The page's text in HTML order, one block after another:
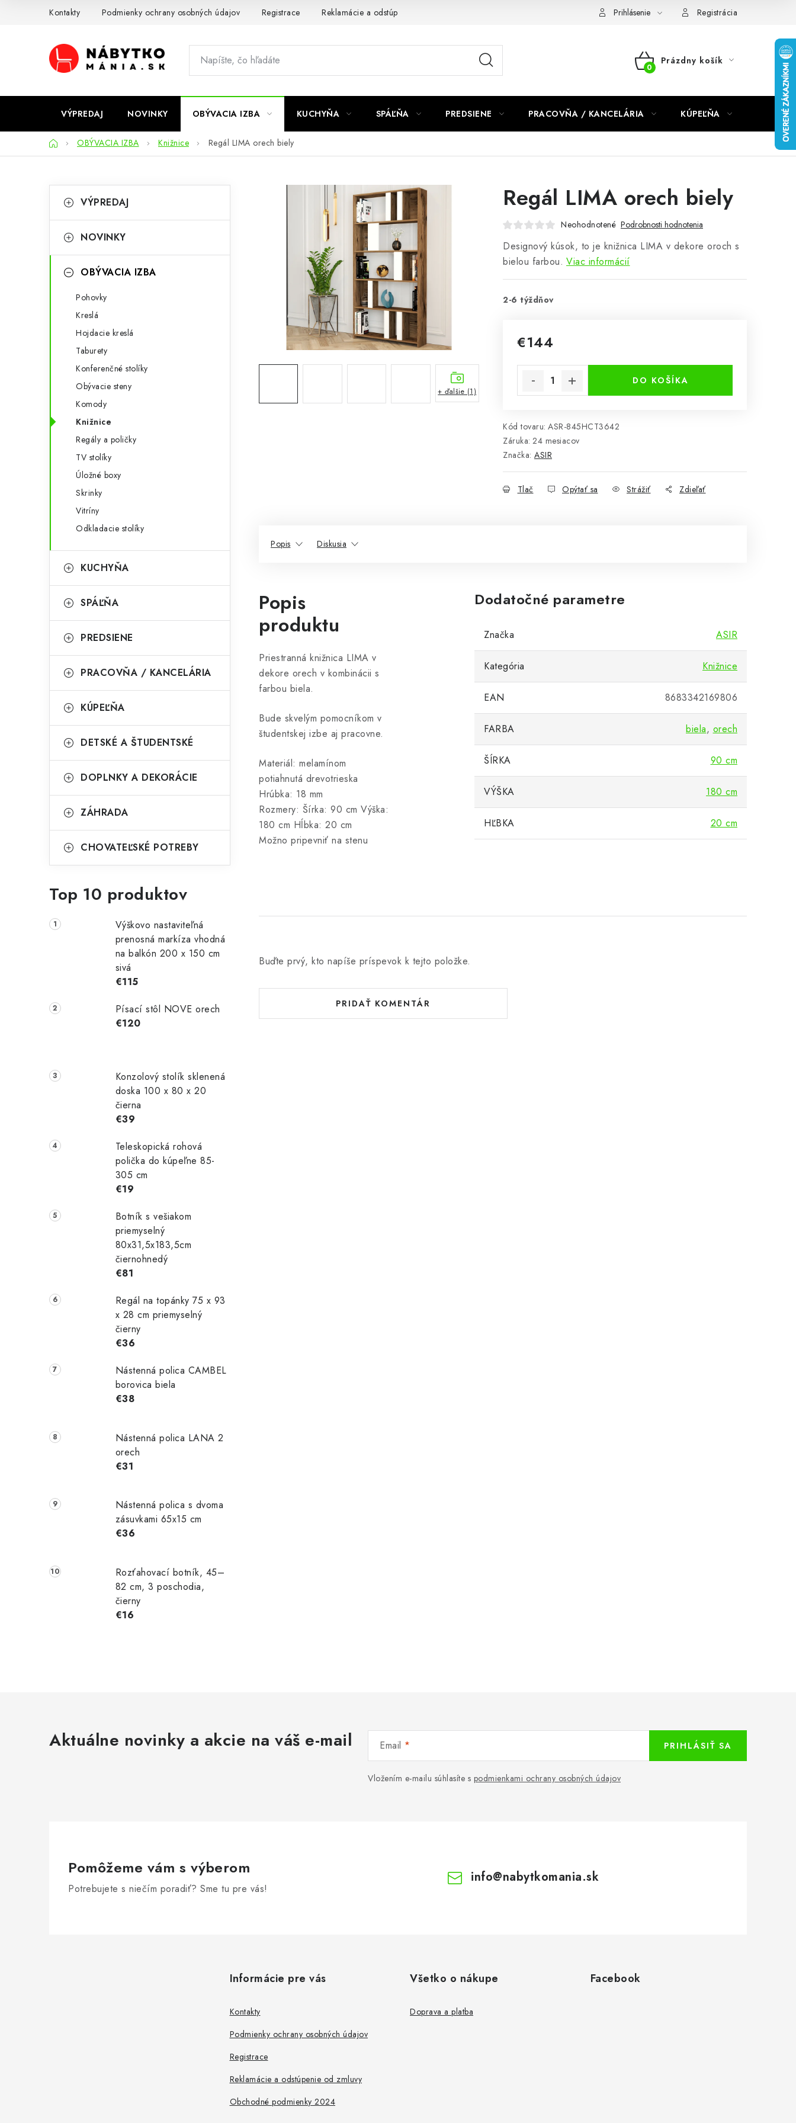
Kontakty Podmienky ochrany osobných údajov Registrace Reklamácie a odstúpenie od zmluvy Prihlásenie Registrácia
NÁKUPNÝ
Prázdny košík
VÝPREDAJ NOVINKY OBÝVACIA IZBA KUCHYŇA SPÁĽŇA PREDSIENE PRACOVŇA / KANCELÁRIA KÚPEĽŇA
DomovOBÝVACIA IZBA Knižnice Regál LIMA orech biely
o
n
kategórie
a
e
VÝPREDAJ
NOVINKY
OBÝVACIA IZBA
Pohovky
Kreslá
Hojdacie kreslá
Taburety
Konferenčné stolíky
Obývacie steny
Komody
Knižnice
Regály a poličky
TV stolíky
Úložné boxy
Skrinky
Vitríny
Odkladacie stolíky
KUCHYŇA
SPÁĽŇA
PREDSIENE
PRACOVŇA / KANCELÁRIA
KÚPEĽŇA
DETSKÉ A ŠTUDENTSKÉ
DOPLNKY A DEKORÁCIE
ZÁHRADA
CHOVATEĽSKÉ POTREBY
Top 10 produktov
Výškovo nastaviteľná
prenosná markíza vhodná
na balkón 200 x 150 cm
sivá
€115
Písací stôl NOVE orech
€120
Konzolový stolík sklenená
doska 100 x 80 x 20
čierna
€39
Teleskopická rohová
polička do kúpeľne 85-
305 cm
€19
Botník s vešiakom
priemyselný
80x31,5x183,5cm
čiernohnedý
€81
Regál na topánky 75 x 93
x 28 cm priemyselný
čierny
€36
Nástenná polica CAMBEL
borovica biela
€38
Nástenná polica LANA 2
orech
€31
Nástenná polica s dvoma
zásuvkami 65x15 cm
€36
Rozťahovací botník, 45–
82 cm, 3 poschodia,
čierny
€16
Regál LIMA orech biely
Neohodnotené Podrobnosti hodnotenia
Designový kúsok, to je knižnica LIMA v dekore oroch s
bielou farbou. Viac informácií
2-6 týždňov
€144
DO KOŠÍKA
Kód tovaru: ASR-845HCT3642
Záruka: 24 mesiacov
Značka: ASIR
Tlač Opýtať sa Strážiť Zdieľať
+ ďalšie (1)
Popis Diskusia
Popis
produktu
Priestranná knižnica LIMA v
dekore orech v kombinácii s
farbou biela.
Bude skvelým pomocníkom v
študentskej izbe aj pracovne.
Materiál: melamínom
potiahnutá drevotrieska
Hrúbka: 18 mm
Rozmery: Šírka: 90 cm Výška:
180 cm Hĺbka: 20 cm
Možno pripevniť na stenu
Dodatočné parametre
Značka ASIR
Kategória Knižnice
EAN 8683342169806
FARBA biela, orech
ŠÍRKA 90 cm
VÝŠKA 180 cm
HĽBKA 20 cm
Buďte prvý, kto napíše príspevok k tejto položke.
PRIDAŤ KOMENTÁR
Aktuálne novinky a akcie na váš e-mail Email
Vložením e-mailu súhlasíte s podmienkami ochrany osobných údajov
PRIHLÁSIŤ SA
Pomôžeme vám s výberom
Potrebujete s niečím poradiť? Sme tu pre vás!
info@nabytkomania.sk
Informácie pre vás
Kontakty
Podmienky ochrany osobných údajov
Registrace
Reklamácie a odstúpenie od zmluvy
Obchodné podmienky 2024
Všetko o nákupe
Doprava a platba
Facebook